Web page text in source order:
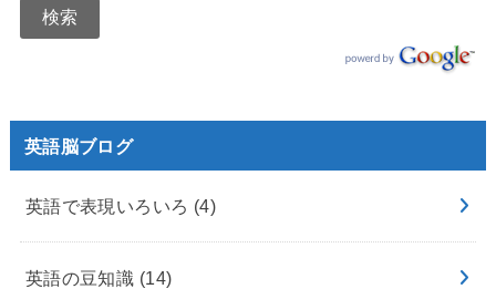
英語脳ブログ
英語で表現いろいろ (4)
英語の豆知識 (14)